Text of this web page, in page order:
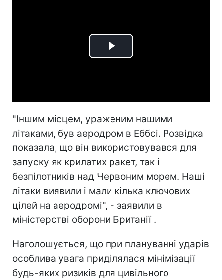
Play
"Іншим місцем, ураженим нашими
літаками, був аеродром в Еббсі. Розвідка
показала, що він використовувався для
запуску як крилатих ракет, так і
безпілотників над Червоним морем. Наші
літаки виявили і мали кілька ключових
цілей на аеродромі", - заявили в
міністерстві оборони Британії .
Наголошується, що при плануванні ударів
особлива увага приділялася мінімізації
будь-яких ризиків для цивільного